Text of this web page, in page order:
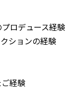
ロデュース経験
ションの経験
経験